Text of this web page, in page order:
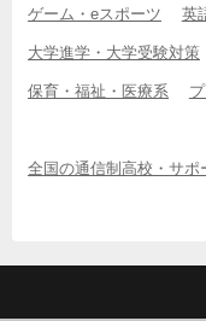
ゲーム・eスポーツ 英
大学進学・大学受験対策
保育・福祉・医療系
全国の通信制高校・サポ